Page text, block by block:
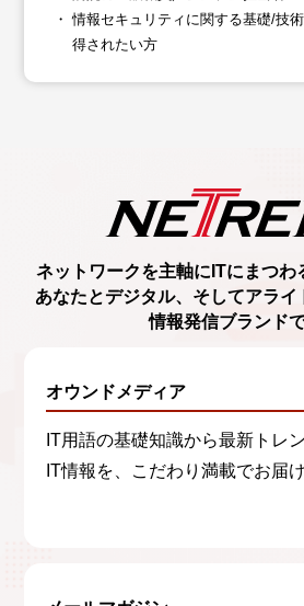
情報セキュリティに関する基礎/技
得されたい方
ネットワークを主軸に ITにまつわ
あなたとデジタル、 そしてアライ
情報発信ブランド
オウンドメディア
IT用語の基礎知識から最新トレ
IT情報を、こだわり満載でお届